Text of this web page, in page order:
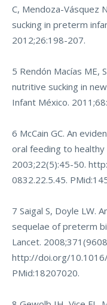
C, Mendoza-Vásquez
sucking in preterm
2012;26:198-207.
5 Rendón Macías ME,
nutritive sucking in
Infant México.
6 McCain GC. An
oral feeding to
2003;22(5):45-50.
0832.22.5.45.
7 Saigal S, Doyle LW.
sequelae of preterm
Lancet.
http://doi.org/
PMid:18207020.